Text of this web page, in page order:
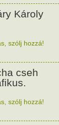
Károly
szólj hozzá!
cseh
szólj hozzá!